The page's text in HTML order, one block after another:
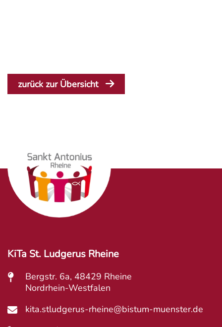
zurück zur Übersicht
KiTa St. Ludgerus Rheine
Bergstr. 6a, 48429 Rheine
Nordrhein-Westfalen
kita.stludgerus-rheine@bistum-muenster.de